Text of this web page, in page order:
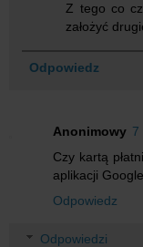
Z tego co
założyć
Odpowiedz
Anonimowy 7
Czy kartą
aplikacji
Odpowiedz
Odpowiedzi